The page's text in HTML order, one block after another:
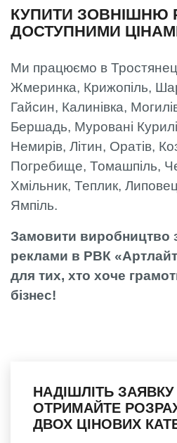
КУПИТИ ЗОВНІШНЮ
ДОСТУПНИМИ
Ми працюємо в
Жмеринка, Крижопіль,
Гайсин, Калинівка,
Бершадь, Муровані
Немирів, Літин, Оратів,
Погребище, Томашпіль,
Хмільник, Теплик,
Ямпіль.
Замовити виробництво
реклами в РВК
для тих, хто хоче
бізнес!
НАДІШЛІТЬ ЗАЯВКУ
ОТРИМАЙТЕ
ДВОХ ЦІНОВИХ